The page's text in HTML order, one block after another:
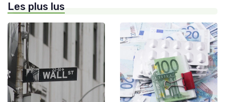
Les plus lus